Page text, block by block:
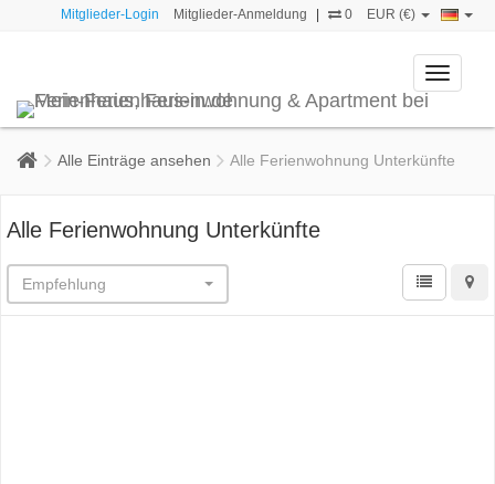
Mitglieder-Login Mitglieder-Anmeldung 0 EUR (€)
Toggle
Alle Einträge ansehen Alle Ferienwohnung Unterkünfte
Alle Ferienwohnung Unterkünfte
Empfehlung